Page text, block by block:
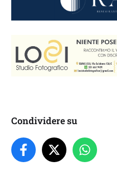
Condividere su